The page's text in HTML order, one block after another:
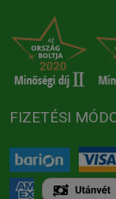
FIZETÉSI